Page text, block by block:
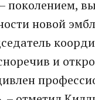
поколением,
новой
и